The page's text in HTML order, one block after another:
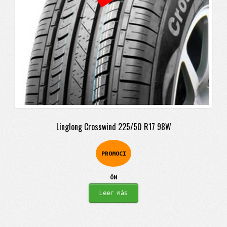
Linglong Crosswind 225/50 R17 98W
PROMOCI
ÓN
Leer más